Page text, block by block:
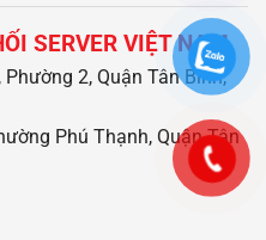
SERVER VIỆT NAM
2, Quận Tân Bình,
Phú Thạnh, Quận Tân